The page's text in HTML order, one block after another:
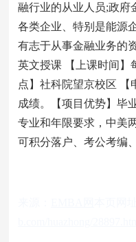
融行业的从业人员;政府
各类企业、特别是能源
有志于从事金融业务的
英文授课 【上课时间】
点】社科院望京校区 【
成绩。【项目优势】毕
专业和年限要求，中美
可积分落户、考公考编